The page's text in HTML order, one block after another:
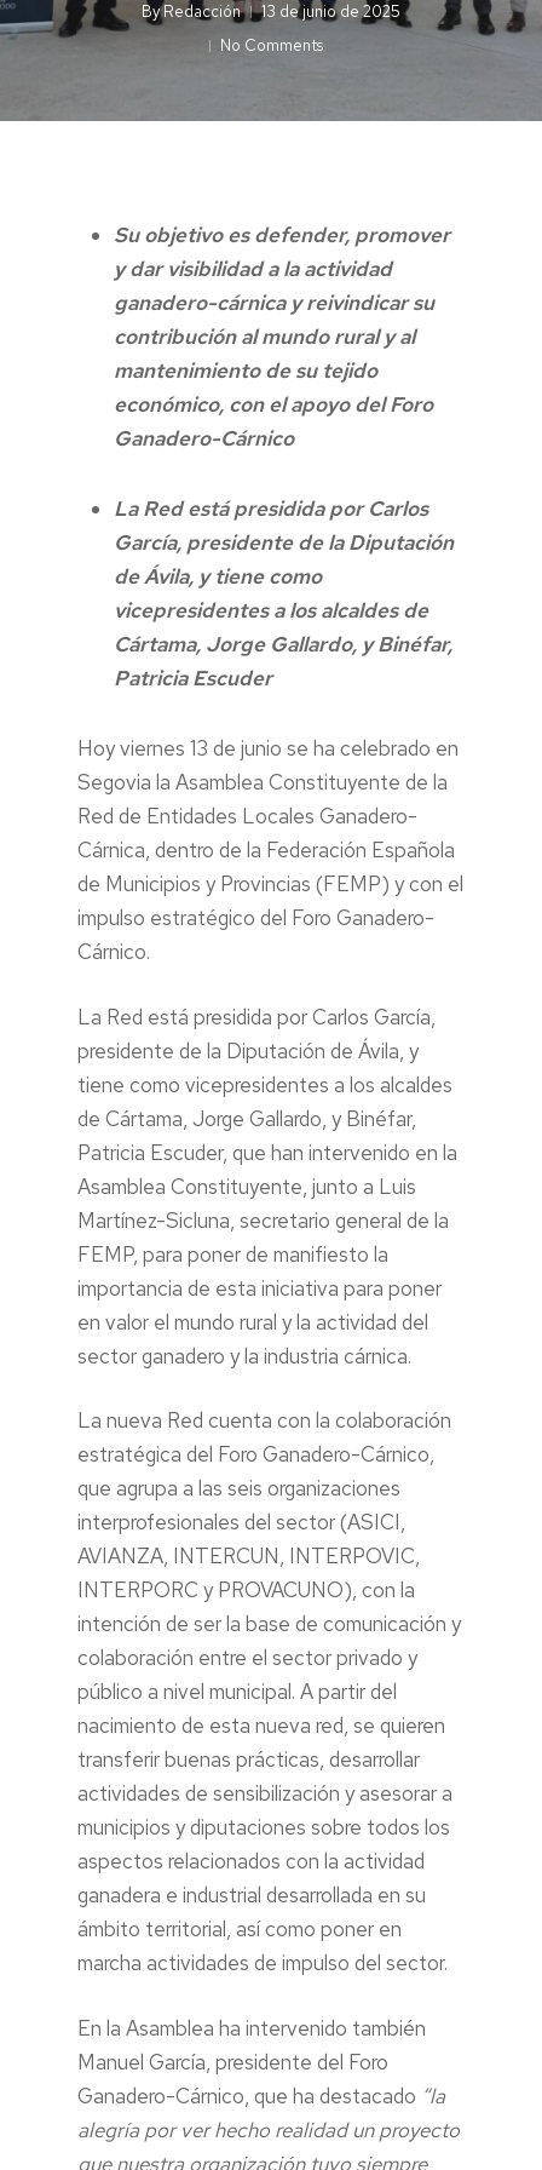
By Redacción
13 de junio de 2025
No Comments
Su objetivo es defender, promover
y dar visibilidad a la actividad
ganadero-cárnica y reivindicar su
contribución al mundo rural y al
mantenimiento de su tejido
económico, con el apoyo del Foro
Ganadero-Cárnico
La Red está presidida por Carlos
García, presidente de la Diputación
de Ávila, y tiene como
vicepresidentes a los alcaldes de
Cártama, Jorge Gallardo, y Binéfar,
Patricia Escuder
Hoy viernes 13 de junio se ha celebrado en
Segovia la Asamblea Constituyente de la
Red de Entidades Locales Ganadero-
Cárnica, dentro de la Federación Española
de Municipios y Provincias (FEMP) y con el
impulso estratégico del Foro Ganadero-
Cárnico.
La Red está presidida por Carlos García,
presidente de la Diputación de Ávila, y
tiene como vicepresidentes a los alcaldes
de Cártama, Jorge Gallardo, y Binéfar,
Patricia Escuder, que han intervenido en la
Asamblea Constituyente, junto a Luis
Martínez-Sicluna, secretario general de la
FEMP, para poner de manifiesto la
importancia de esta iniciativa para poner
en valor el mundo rural y la actividad del
sector ganadero y la industria cárnica.
La nueva Red cuenta con la colaboración
estratégica del Foro Ganadero-Cárnico,
que agrupa a las seis organizaciones
interprofesionales del sector (ASICI,
AVIANZA, INTERCUN, INTERPOVIC,
INTERPORC y PROVACUNO), con la
intención de ser la base de comunicación y
colaboración entre el sector privado y
público a nivel municipal. A partir del
nacimiento de esta nueva red, se quieren
transferir buenas prácticas, desarrollar
actividades de sensibilización y asesorar a
municipios y diputaciones sobre todos los
aspectos relacionados con la actividad
ganadera e industrial desarrollada en su
ámbito territorial, así como poner en
marcha actividades de impulso del sector.
En la Asamblea ha intervenido también
Manuel García, presidente del Foro
Ganadero-Cárnico, que ha destacado “la
alegría por ver hecho realidad un proyecto
que nuestra organización tuvo siempre